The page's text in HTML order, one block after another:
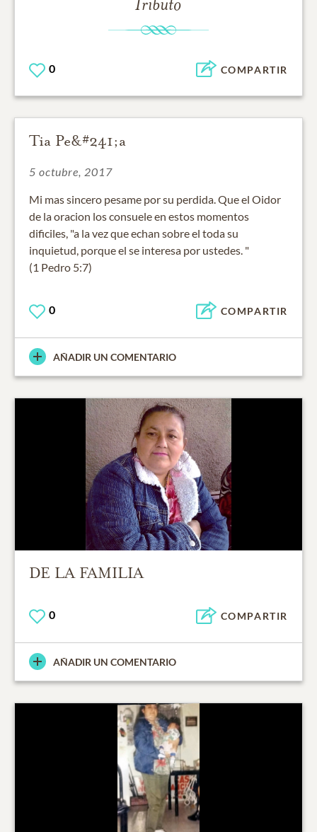
Tributo
0 COMPARTIR
Tia Pe&#241;a
5 octubre, 2017
Mi mas sincero pesame por su perdida. Que el Oidor
de la oracion los consuele en estos momentos
dificiles, "a la vez que echan sobre el toda su
inquietud, porque el se interesa por ustedes. "
(1 Pedro 5:7)
0 COMPARTIR
AÑADIR UN COMENTARIO
DE LA FAMILIA
0 COMPARTIR
AÑADIR UN COMENTARIO